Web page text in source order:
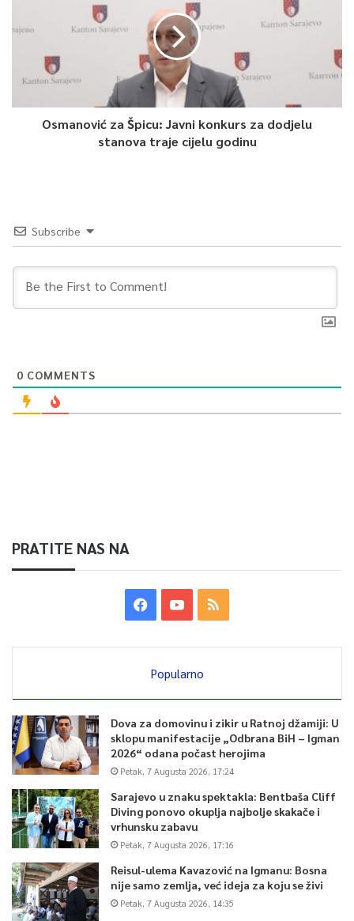
Osmanović za Špicu: Javni konkurs za dodjelu
stanova traje cijelu godinu
Subscribe
0 COMMENTS
PRATITE NAS NA
Popularno
Dova za domovinu i zikir u Ratnoj džamiji: U
sklopu manifestacije „Odbrana BiH – Igman
2026“ odana počast herojima
Petak, 7 Augusta 2026, 17:24
Sarajevo u znaku spektakla: Bentbaša Cliff
Diving ponovo okuplja najbolje skakače i
vrhunsku zabavu
Petak, 7 Augusta 2026, 17:16
Reisul-ulema Kavazović na Igmanu: Bosna
nije samo zemlja, već ideja za koju se živi
Petak, 7 Augusta 2026, 14:35